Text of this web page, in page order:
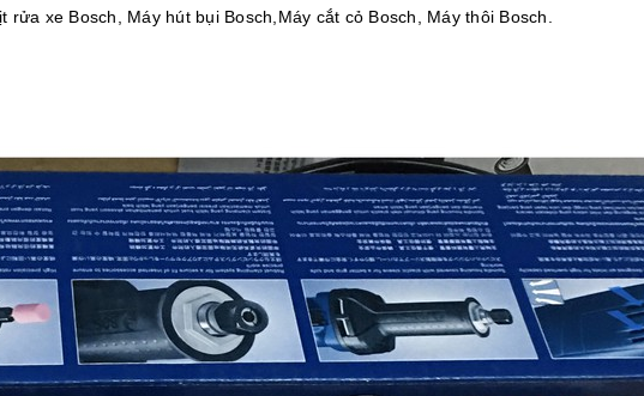
xe Bosch, Máy hút bụi Bosch,Máy cắt cỏ Bosch, Máy thôi Bosch.